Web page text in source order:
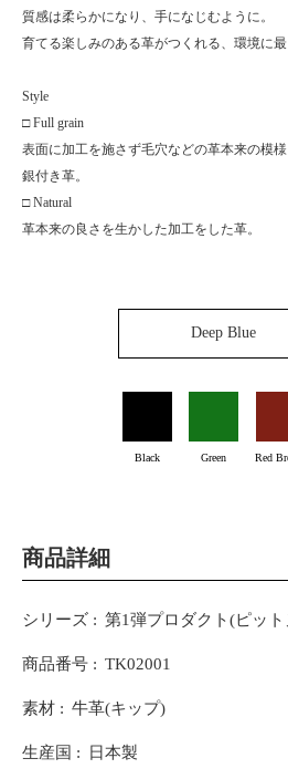
質感は柔らかになり、手になじむように。
育てる楽しみのある革がつくれる、環境に最
Style
□ Full grain
表面に加工を施さず毛穴などの革本来の模様
銀付き革。
□ Natural
革本来の良さを生かした加工をした革。
Deep Blue
Black Green Red
商品詳細
シリーズ 第1弾プロダクト(ピッ
商品番号 TK02001
素材 牛革(キップ)
生産国 日本製